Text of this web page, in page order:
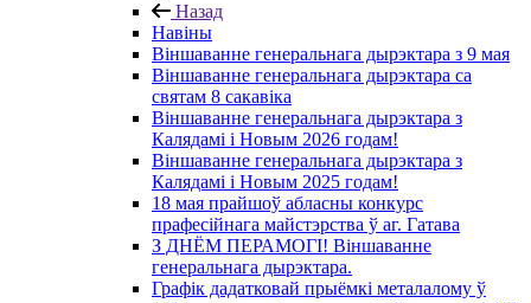
Назад
Навіны
Віншаванне генеральнага дырэктара з 9 мая
Віншаванне генеральнага дырэктара са
святам 8 сакавіка
Віншаванне генеральнага дырэктара з
Калядамі і Новым 2026 годам!
Віншаванне генеральнага дырэктара з
Калядамі і Новым 2025 годам!
18 мая прайшоў абласны конкурс
прафесійнага майстэрства ў аг. Гатава
З ДНЁМ ПЕРАМОГІ! Віншаванне
генеральнага дырэктара.
Графік дадатковай прыёмкі металалому ў